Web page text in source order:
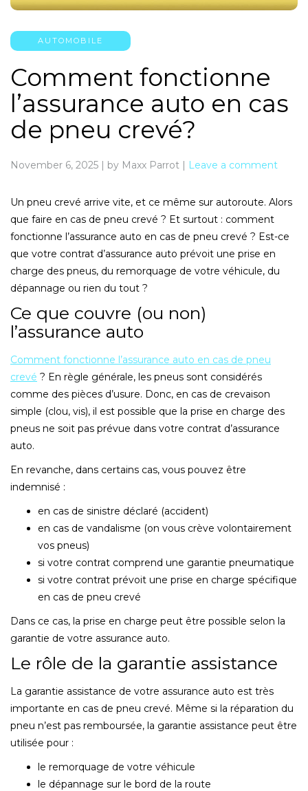
AUTOMOBILE
Comment fonctionne
l’assurance auto en cas
de pneu crevé?
November 6, 2025 | by Maxx Parrot | Leave a comment
Un pneu crevé arrive vite, et ce même sur autoroute. Alors
que faire en cas de pneu crevé ? Et surtout : comment
fonctionne l’assurance auto en cas de pneu crevé ? Est-ce
que votre contrat d’assurance auto prévoit une prise en
charge des pneus, du remorquage de votre véhicule, du
dépannage ou rien du tout ?
Ce que couvre (ou non)
l’assurance auto
Comment fonctionne l’assurance auto en cas de pneu
crevé ? En règle générale, les pneus sont considérés
comme des pièces d’usure. Donc, en cas de crevaison
simple (clou, vis), il est possible que la prise en charge des
pneus ne soit pas prévue dans votre contrat d’assurance
auto.
En revanche, dans certains cas, vous pouvez être
indemnisé :
en cas de sinistre déclaré (accident)
en cas de vandalisme (on vous crève volontairement
vos pneus)
si votre contrat comprend une garantie pneumatique
si votre contrat prévoit une prise en charge spécifique
en cas de pneu crevé
Dans ce cas, la prise en charge peut être possible selon la
garantie de votre assurance auto.
Le rôle de la garantie assistance
La garantie assistance de votre assurance auto est très
importante en cas de pneu crevé. Même si la réparation du
pneu n’est pas remboursée, la garantie assistance peut être
utilisée pour :
le remorquage de votre véhicule
le dépannage sur le bord de la route